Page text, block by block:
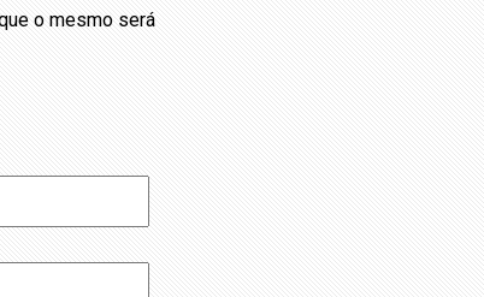
o mesmo será